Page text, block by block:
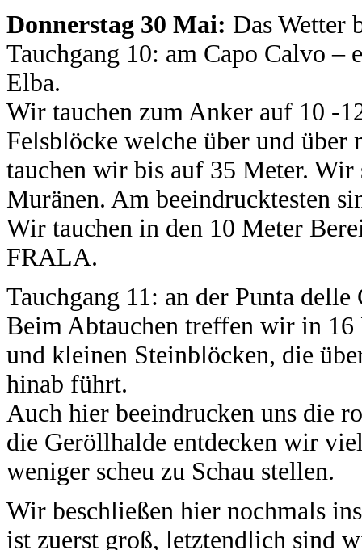
Donnerstag 30 Mai: Das Wetter
Tauchgang 10: am Capo Calvo –
Elba.
Wir tauchen zum Anker auf 10 -
Felsblöcke welche über und über
tauchen wir bis auf 35 Meter. Wir
Muränen. Am beeindrucktesten
Wir tauchen in den 10 Meter
FRALA.
Tauchgang 11: an der Punta
Beim Abtauchen treffen wir in
und kleinen Steinblöcken, die
hinab führt.
Auch hier beeindrucken uns die
die Geröllhalde entdecken wir
weniger scheu zu Schau stellen.
Wir beschließen hier nochmals
ist zuerst groß, letztendlich sind